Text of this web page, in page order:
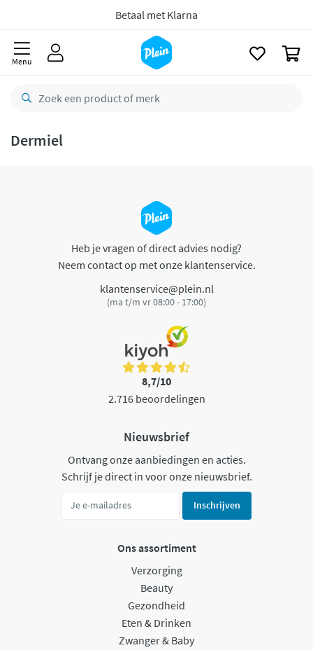
Betaal met Klarna
Menu
Dermiel
Heb je vragen of direct advies nodig?
Neem contact op met onze klantenservice.
klantenservice@plein.nl
(ma t/m vr 08:00 - 17:00)
8,7/10
2.716 beoordelingen
Nieuwsbrief
Ontvang onze aanbiedingen en acties.
Schrijf je direct in voor onze nieuwsbrief.
Inschrijven
Ons assortiment
Verzorging
Beauty
Gezondheid
Eten & Drinken
Zwanger & Baby